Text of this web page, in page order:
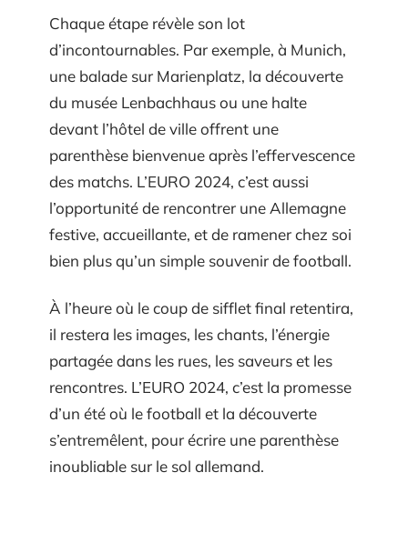
Chaque étape révèle son lot
d’incontournables. Par exemple, à Munich,
une balade sur Marienplatz, la découverte
du musée Lenbachhaus ou une halte
devant l’hôtel de ville offrent une
parenthèse bienvenue après l’effervescence
des matchs. L’EURO 2024, c’est aussi
l’opportunité de rencontrer une Allemagne
festive, accueillante, et de ramener chez soi
bien plus qu’un simple souvenir de football.
À l’heure où le coup de sifflet final retentira,
il restera les images, les chants, l’énergie
partagée dans les rues, les saveurs et les
rencontres. L’EURO 2024, c’est la promesse
d’un été où le football et la découverte
s’entremêlent, pour écrire une parenthèse
inoubliable sur le sol allemand.